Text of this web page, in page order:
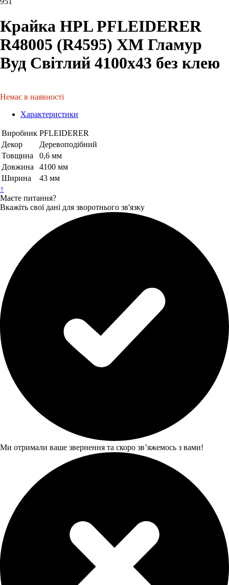
Крайка HPL PFLEIDERER
R48005 (R4595) XM Гламур
Вуд Світлий 4100х43 без клею
Немає в наявності
Характеристики
Виробник PFLEIDERER
Декор
Деревоподібний
Товщина
0,6 мм
Довжина
4100 мм
Ширина
43 мм
↑
Маєте питання?
Вкажіть свої дані для зворотнього зв'язку
Ми отримали ваше звернення та скоро звʼяжемось з вами!